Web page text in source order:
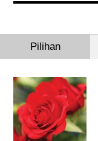
Pilihan